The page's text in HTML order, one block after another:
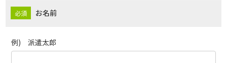
お名前
例) 派遣太郎